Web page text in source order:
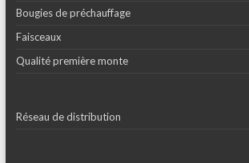
Bougies de préchauffage
Faisceaux
Qualité première monte
Réseau de distribution